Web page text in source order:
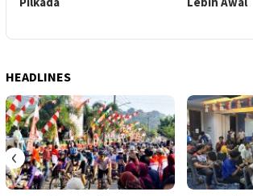
HEADLINES
‹